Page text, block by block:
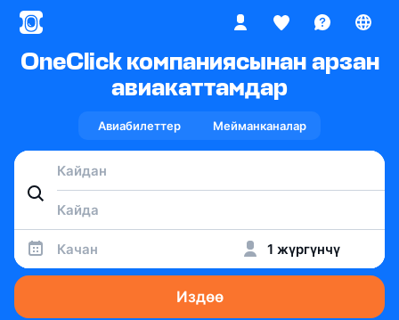
OneClick компаниясынан арзан
авиакаттамдар
Авиабилеттер Мейманканалар
Качан 1 жүргүнчү
Издөө